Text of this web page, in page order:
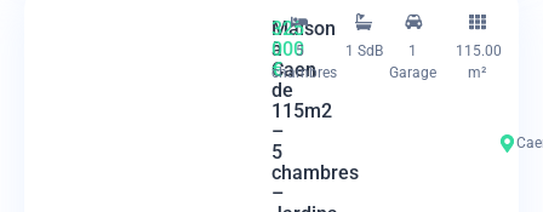
Maison
à
Caen
de
115m2
–
5
chambres
–
325
000
€
5
chambres
1 SdB
1
Garage
115.00
m²